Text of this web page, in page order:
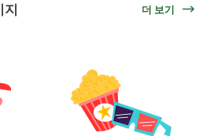
지 더 보기